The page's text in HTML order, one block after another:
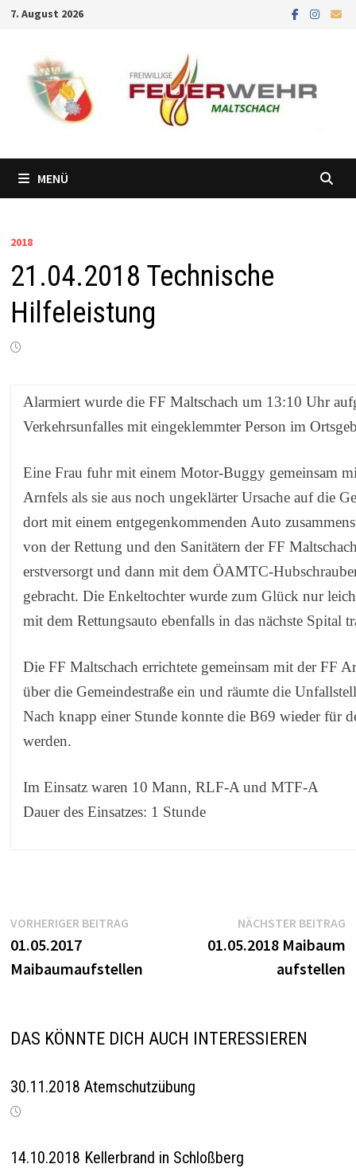
Zum
springen
7. August 2026
MENÜ
2018
21.04.2018 Technische
Hilfeleistung
Alarmiert wurde die FF Maltschach um 13:10 Uhr
Verkehrsunfalles mit eingeklemmter Person im
Eine Frau fuhr mit einem Motor-Buggy gemeinsam
Arnfels als sie aus noch ungeklärter Ursache auf die
dort mit einem entgegenkommenden Auto
von der Rettung und den Sanitätern der FF
erstversorgt und dann mit dem ÖAMTC-
gebracht. Die Enkeltochter wurde zum Glück nur
mit dem Rettungsauto ebenfalls in das nächste Spital
Die FF Maltschach errichtete gemeinsam mit der FF
über die Gemeindestraße ein und räumte die
Nach knapp einer Stunde konnte die B69 wieder für
werden.
Im Einsatz waren 10 Mann, RLF-A und MTF-A
Dauer des Einsatzes: 1 Stunde
Beitragsnavigation
VORHERIGER BEITRAGVorheriger
01.05.2017
Maibaumaufstellen
NÄCHSTER BEITRAG
01.05.2018 Maibaum
aufstellen
DAS KÖNNTE DICH AUCH INTERESSIEREN
30.11.2018 Atemschutzübung
14.10.2018 Kellerbrand in Schloßberg